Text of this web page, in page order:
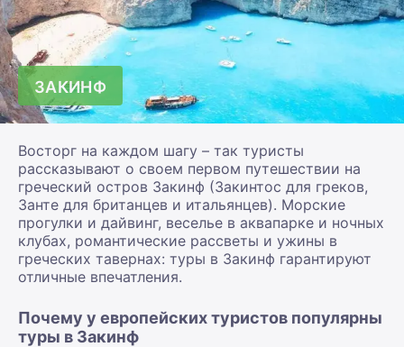
ЗАКИНФ
Восторг на каждом шагу – так туристы
рассказывают о своем первом путешествии на
греческий остров Закинф (Закинтос для греков,
Занте для британцев и итальянцев). Морские
прогулки и дайвинг, веселье в аквапарке и ночных
клубах, романтические рассветы и ужины в
греческих тавернах: туры в Закинф гарантируют
отличные впечатления.
Почему у европейских туристов популярны
туры в Закинф